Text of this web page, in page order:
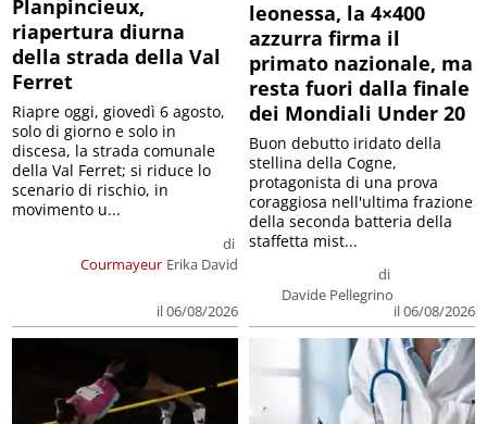
Planpincieux,
riapertura diurna
della strada della Val
Ferret
Courmayeur
di
Erika David
il 06/08/2026
Riapre oggi, giovedì 6 agosto,
solo di giorno e solo in
discesa, la strada comunale
della Val Ferret; si riduce lo
scenario di rischio, in
movimento u...
leonessa, la 4×400
azzurra firma il
primato nazionale, ma
resta fuori dalla finale
dei Mondiali Under 20
di
Davide Pellegrino
il 06/08/2026
Buon debutto iridato della
stellina della Cogne,
protagonista di una prova
coraggiosa nell'ultima frazione
della seconda batteria della
staffetta mist...